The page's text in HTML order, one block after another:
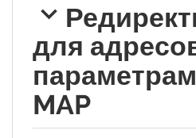
для
MAP